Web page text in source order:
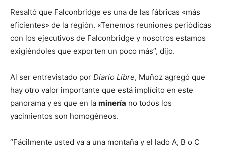
Resaltó que Falconbridge es una de las fábricas «más
eficientes» de la región. «Tenemos reuniones periódicas
con los ejecutivos de Falconbridge y nosotros estamos
exigiéndoles que exporten un poco más”, dijo.
Al ser entrevistado por Diario Libre, Muñoz agregó que
hay otro valor importante que está implícito en este
panorama y es que en la minería no todos los
yacimientos son homogéneos.
“Fácilmente usted va a una montaña y el lado A, B o C